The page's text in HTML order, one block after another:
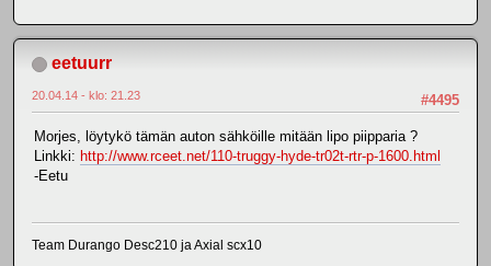
eetuurr
#4495
20.04.14 - klo: 21.23
Morjes, löytykö tämän auton sähköille mitään lipo piipparia ?
Linkki: http://www.rceet.net/110-truggy-hyde-tr02t-rtr-p-1600.html
-Eetu
Team Durango Desc210 ja Axial scx10